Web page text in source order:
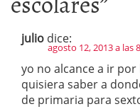
julio dice:
agosto 12, 2013 a las
yo no alcance a ir
quisiera saber a
de primaria para